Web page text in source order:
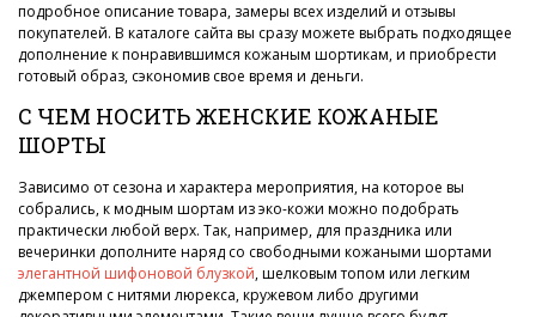
подробное описание товара, замеры всех изделий и отзывы
покупателей. В каталоге сайта вы сразу можете выбрать подходящее
дополнение к понравившимся кожаным шортикам, и приобрести
готовый образ, сэкономив свое время и деньги.
С ЧЕМ НОСИТЬ ЖЕНСКИЕ КОЖАНЫЕ
ШОРТЫ
Зависимо от сезона и характера мероприятия, на которое вы
собрались, к модным шортам из эко-кожи можно подобрать
практически любой верх. Так, например, для праздника или
вечеринки дополните наряд со свободными кожаными шортами
элегантной шифоновой блузкой, шелковым топом или легким
джемпером с нитями люрекса, кружевом либо другими